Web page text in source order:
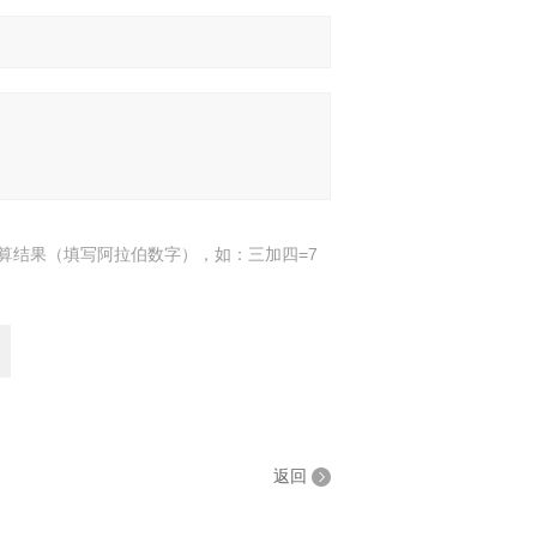
结果（填写阿拉伯数字），如：三加四=7
返回